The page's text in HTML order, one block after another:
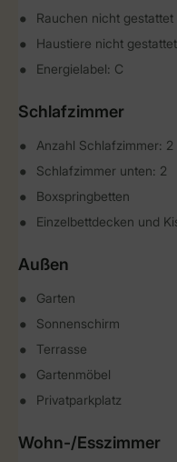
Rauchen nicht gestattet
Haustiere nicht gestattet
Energielabel: C
Schlafzimmer
Anzahl Schlafzimmer: 2
Schlafzimmer unten: 2
Boxspringbetten
Einzelbettdecken und
Außen
Garten
Sonnenschirm
Terrasse
Gartenmöbel
Privatparkplatz
Wohn-/Esszimmer